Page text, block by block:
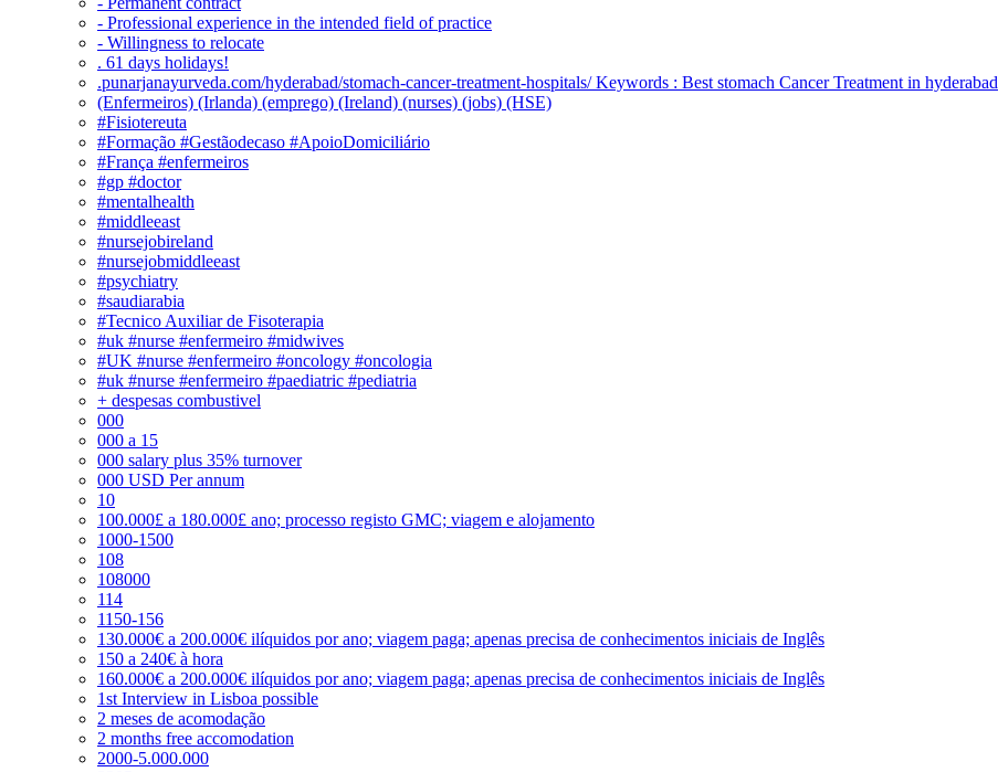
- Professional experience in the intended field of practice
- Willingness to relocate
. 61 days holidays!
.punarjanayurveda.com/hyderabad/stomach-cancer-treatment-hospitals/ Keywords : Best stomach Cancer Treatment in hyderabad
(Enfermeiros) (Irlanda) (emprego) (Ireland) (nurses) (jobs) (HSE)
#Fisiotereuta
#Formação #Gestãodecaso #ApoioDomiciliário
#França #enfermeiros
#gp #doctor
#mentalhealth
#middleeast
#nursejobireland
#nursejobmiddleeast
#psychiatry
#saudiarabia
#Tecnico Auxiliar de Fisoterapia
#uk #nurse #enfermeiro #midwives
#UK #nurse #enfermeiro #oncology #oncologia
#uk #nurse #enfermeiro #paediatric #pediatria
+ despesas combustivel
000
000 a 15
000 salary plus 35% turnover
000 USD Per annum
10
100.000£ a 180.000£ ano; processo registo GMC; viagem e alojamento
1000-1500
108
108000
114
1150-156
130.000€ a 200.000€ ilíquidos por ano; viagem paga; apenas precisa de conhecimentos iniciais de Inglês
150 a 240€ à hora
160.000€ a 200.000€ ilíquidos por ano; viagem paga; apenas precisa de conhecimentos iniciais de Inglês
1st Interview in Lisboa possible
2 meses de acomodação
2 months free accomodation
2000-5.000.000